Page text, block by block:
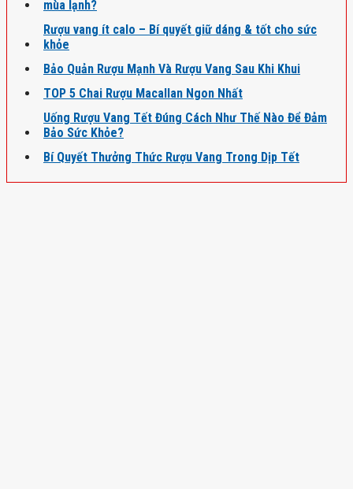
mùa lạnh?
Rượu vang ít calo – Bí quyết giữ dáng & tốt cho sức
khỏe
Bảo Quản Rượu Mạnh Và Rượu Vang Sau Khi Khui
TOP 5 Chai Rượu Macallan Ngon Nhất
Uống Rượu Vang Tết Đúng Cách Như Thế Nào Để Đảm
Bảo Sức Khỏe?
Bí Quyết Thưởng Thức Rượu Vang Trong Dịp Tết